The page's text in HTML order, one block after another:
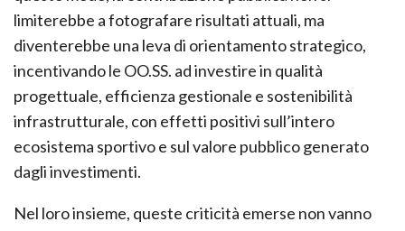
limiterebbe a fotografare risultati attuali, ma
diventerebbe una leva di orientamento strategico,
incentivando le OO.SS. ad investire in qualità
progettuale, efficienza gestionale e sostenibilità
infrastrutturale, con effetti positivi sull’intero
ecosistema sportivo e sul valore pubblico generato
dagli investimenti.
Nel loro insieme, queste criticità emerse non vanno